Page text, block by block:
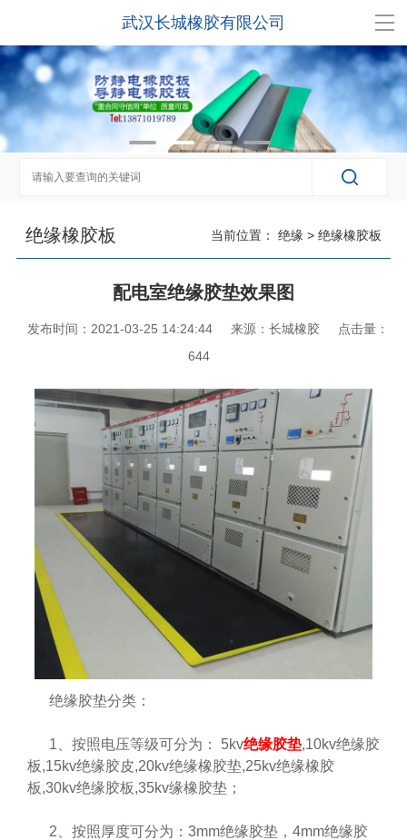
武汉长城橡胶有限公司
绝缘橡胶板 当前位置：绝缘 >绝缘橡胶板
配电室绝缘胶垫效果图
发布时间：2021-03-25 14:24:44 来源：长城橡胶
点击量：
644
绝缘胶垫分类：
1、按照电压等级可分为： 5kv绝缘胶垫,10kv绝缘胶
板,15kv绝缘胶皮,20kv绝缘橡胶垫,25kv绝缘橡胶
板,30kv绝缘胶板,35kv缘橡胶垫；
2、按照厚度可分为：3mm绝缘胶垫，4mm绝缘胶